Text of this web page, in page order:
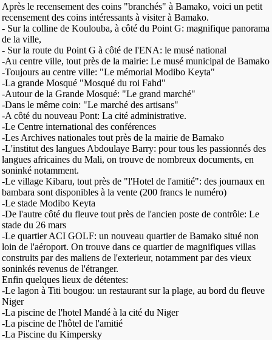
Après le recensement des coins "branchés" à Bamako, voici un petit
recensement des coins intéressants à visiter à Bamako.
- Sur la colline de Koulouba, à côté du Point G: magnifique panorama
de la ville,
- Sur la route du Point G à côté de l'ENA: le musé national
-Au centre ville, tout près de la mairie: Le musé municipal de Bamako
-Toujours au centre ville: "Le mémorial Modibo Keyta"
-La grande Mosqué "Mosqué du roi Fahd"
-Autour de la Grande Mosqué: "Le grand marché"
-Dans le même coin: "Le marché des artisans"
-A côté du nouveau Pont: La cité administrative.
-Le Centre international des conférences
-Les Archives nationales tout près de la mairie de Bamako
-L'institut des langues Abdoulaye Barry: pour tous les passionnés des
langues africaines du Mali, on trouve de nombreux documents, en
soninké notamment.
-Le village Kibaru, tout près de "l'Hotel de l'amitié": des journaux en
bambara sont disponibles à la vente (200 francs le numéro)
-Le stade Modibo Keyta
-De l'autre côté du fleuve tout près de l'ancien poste de contrôle: Le
stade du 26 mars
-Le quartier ACI GOLF: un nouveau quartier de Bamako situé non
loin de l'aéroport. On trouve dans ce quartier de magnifiques villas
construits par des maliens de l'exterieur, notamment par des vieux
soninkés revenus de l'étranger.
Enfin quelques lieux de détentes:
-Le lagon à Titi bougou: un restaurant sur la plage, au bord du fleuve
Niger
-La piscine de l'hotel Mandé à la cité du Niger
-La piscine de l'hôtel de l'amitié
-La Piscine du Kimpersky